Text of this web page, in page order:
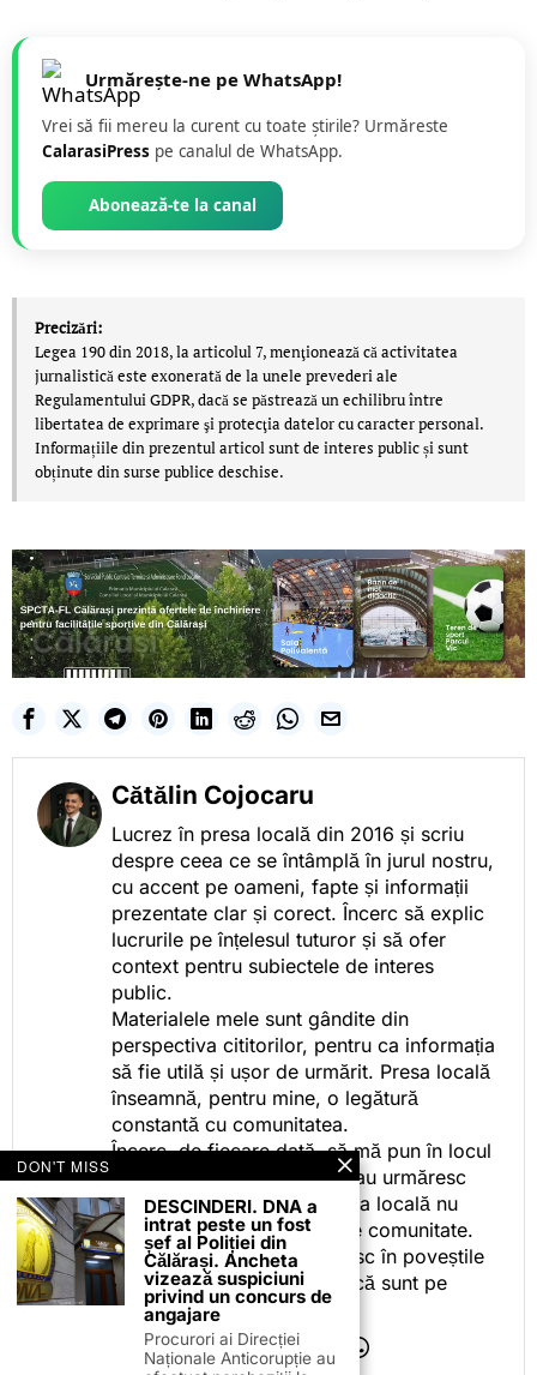
Urmărește-ne pe WhatsApp!
Vrei să fii mereu la curent cu toate știrile? Urmăreste
CalarasiPress pe canalul de WhatsApp.
Abonează-te la canal
Precizări:
Legea 190 din 2018, la articolul 7, menţionează că activitatea
jurnalistică este exonerată de la unele prevederi ale
Regulamentului GDPR, dacă se păstrează un echilibru între
libertatea de exprimare şi protecţia datelor cu caracter personal.
Informațiile din prezentul articol sunt de interes public și sunt
obținute din surse publice deschise.
Cătălin Cojocaru
Lucrez în presa locală din 2016 și scriu
despre ceea ce se întâmplă în jurul nostru,
cu accent pe oameni, fapte și informații
prezentate clar și corect. Încerc să explic
lucrurile pe înțelesul tuturor și să ofer
context pentru subiectele de interes
public.
Materialele mele sunt gândite din
perspectiva cititorilor, pentru ca informația
să fie utilă și ușor de urmărit. Presa locală
înseamnă, pentru mine, o legătură
constantă cu comunitatea.
Încerc, de fiecare dată, să mă pun în locul
celor care citesc, privesc sau urmăresc
ceea ce fac. Pentru că presa locală nu
este despre mine, ci despre comunitate.
Iar dacă oamenii se regăsesc în poveștile
pe care le spun, înseamnă că sunt pe
drumul bun.
DON'T MISS
DESCINDERI. DNA a
intrat peste un fost
șef al Poliției din
Călărași. Ancheta
vizează suspiciuni
privind un concurs de
angajare
Procurori ai Direcției
Naționale Anticorupție au